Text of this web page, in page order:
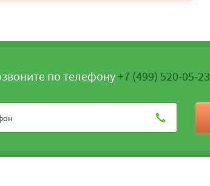
по телефону+7 (499) 520-05-23